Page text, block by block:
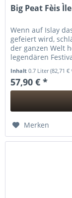
Big Peat Fèis
Wenn auf Islay
gefeiert wird,
der ganzen Welt
legendären
Inhalt0.7 Liter(82,71
57,90 € *
Merken